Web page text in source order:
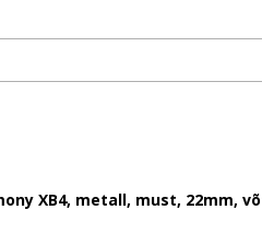
XB4, metall, must, 22mm,